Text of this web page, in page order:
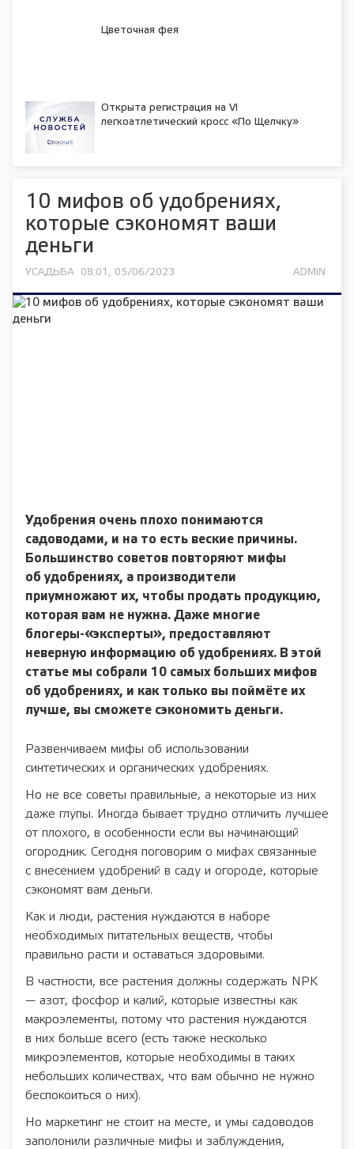
Цветочная фея
Открыта регистрация на VI
легкоатлетический кросс «По Щелчку»
10 мифов об удобрениях,
которые сэкономят ваши
деньги
УСАДЬБА 08:01, 05/06/2023 ADMIN
Удобрения очень плохо понимаются
садоводами, и на то есть веские причины.
Большинство советов повторяют мифы
об удобрениях, а производители
приумножают их, чтобы продать продукцию,
которая вам не нужна. Даже многие
блогеры-«эксперты», предоставляют
неверную информацию об удобрениях. В этой
статье мы собрали 10 самых больших мифов
об удобрениях, и как только вы поймёте их
лучше, вы сможете сэкономить деньги.
Развенчиваем мифы об использовании
синтетических и органических удобрениях.
Но не все советы правильные, а некоторые из них
даже глупы. Иногда бывает трудно отличить лучшее
от плохого, в особенности если вы начинающий
огородник. Сегодня поговорим о мифах связанные
с внесением удобрений в саду и огороде, которые
сэкономят вам деньги.
Как и люди, растения нуждаются в наборе
необходимых питательных веществ, чтобы
правильно расти и оставаться здоровыми.
В частности, все растения должны содержать NPK
— азот, фосфор и калий, которые известны как
макроэлементы, потому что растения нуждаются
в них больше всего (есть также несколько
микроэлементов, которые необходимы в таких
небольших количествах, что вам обычно не нужно
беспокоиться о них).
Но маркетинг не стоит на месте, и умы садоводов
заполонили различные мифы и заблуждения,